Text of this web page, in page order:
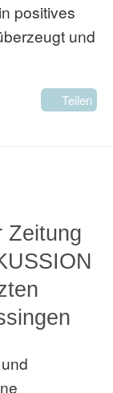
positives
und
Teilen
Zeitung